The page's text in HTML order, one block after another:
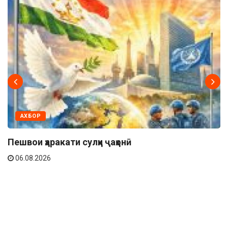
АХБОР
Пешвои ҳаракати сулҳи ҷаҳонӣ
06.08.2026